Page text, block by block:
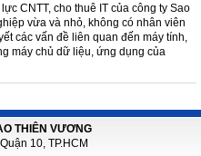
CNTT, cho thuê IT của công ty Sao
vừa và nhỏ, không có nhân viên
các vấn đề liên quan đến máy tính,
máy chủ dữ liệu, ứng dụng của
THIÊN VƯƠNG
10, TP.HCM